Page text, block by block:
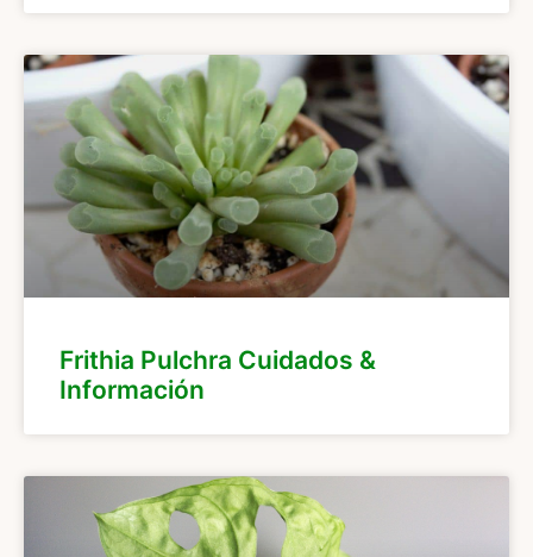
Frithia Pulchra Cuidados &
Información